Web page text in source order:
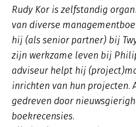
Rudy Kor is zelfstandig
van diverse
hij (als senior partner) bij
zijn werkzame leven bij
adviseur helpt hij
inrichten van hun projecten.
gedreven door
boekrecensies.